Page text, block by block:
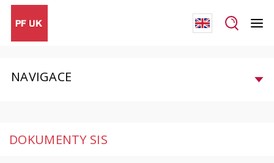
NAVIGACE
DOKUMENTY SIS